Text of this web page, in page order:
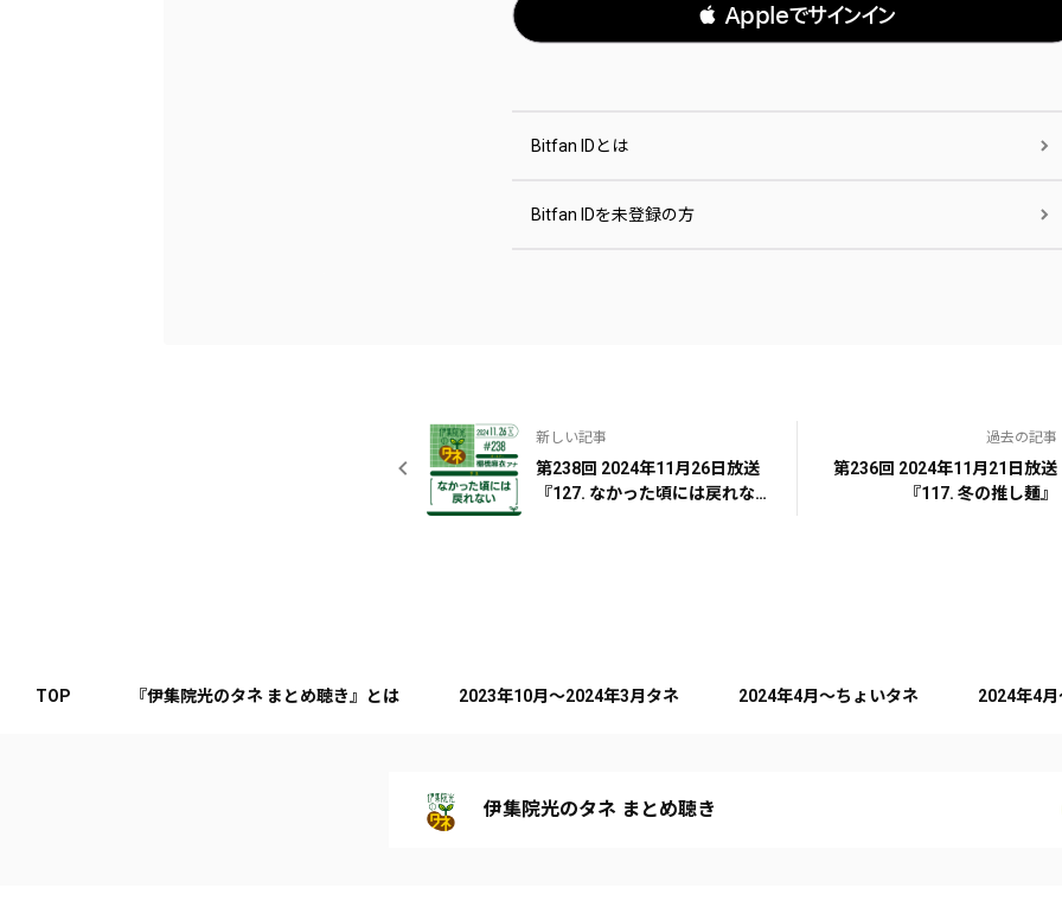
 Appleでサインイン
Bitfan IDとは
Bitfan IDを未登録の方
新しい記事
第238回 2024年11月26日放送
『127. なかった頃には戻れな
過去の記事
第236回 2024年11月21日放送
『117. 冬の推し麺』
TOP 『伊集院光のタネ まとめ聴き』とは 2023年10月～2024年3月タネ 2024年4月～ちょいタネ 2024年4月
伊集院光のタネ まとめ聴き